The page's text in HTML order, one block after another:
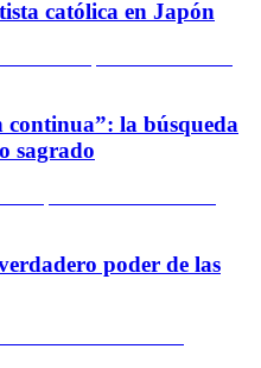
católica en Japón
la búsqueda
sagrado
poder de las